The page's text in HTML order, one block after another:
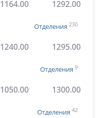
1164.00 1292.00
Отделения 230
1240.00 1295.00
Отделения 9
1050.00 1300.00
Отделения 42